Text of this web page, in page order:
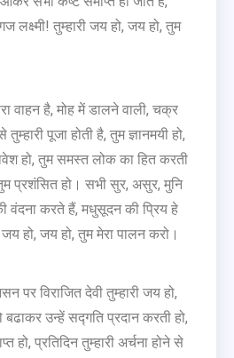
लक्ष्मी! तुम्हारी जय हो, जय हो, तुम
वाहन है, मोह में डालने वाली, चक्र
पूजा होती है, तुम ज्ञानमयी हो,
हो, तुम समस्त लोक का हित करती
प्रशंसित हो। सभी सुर, असुर, मुनि
वंदना करते हैं, मधुसूदन की प्रिय हे
जय हो, जय हो, तुम मेरा पालन करो।
विराजित देवी तुम्हारी जय हो,
बढाकर उन्हें सद्गति प्रदान करती हो,
हो, प्रतिदिन तुम्हारी अर्चना होने से